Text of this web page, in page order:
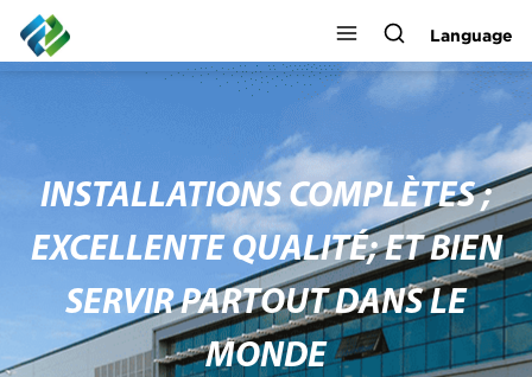
Language
INSTALLATIONS COMPLÈTES ;
EXCELLENTE QUALITÉ; ET BIEN
SERVIR PARTOUT DANS LE
MONDE